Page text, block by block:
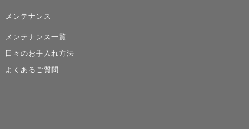
メンテナンス
メンテナンス一覧
日々のお手入れ方法
よくあるご質問